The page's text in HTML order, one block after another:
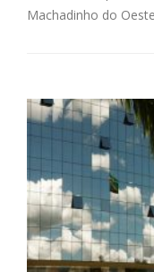
Machadinho do